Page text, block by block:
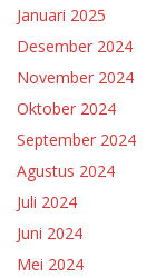
Januari 2025
Desember 2024
November 2024
Oktober 2024
September 2024
Agustus 2024
Juli 2024
Juni 2024
Mei 2024